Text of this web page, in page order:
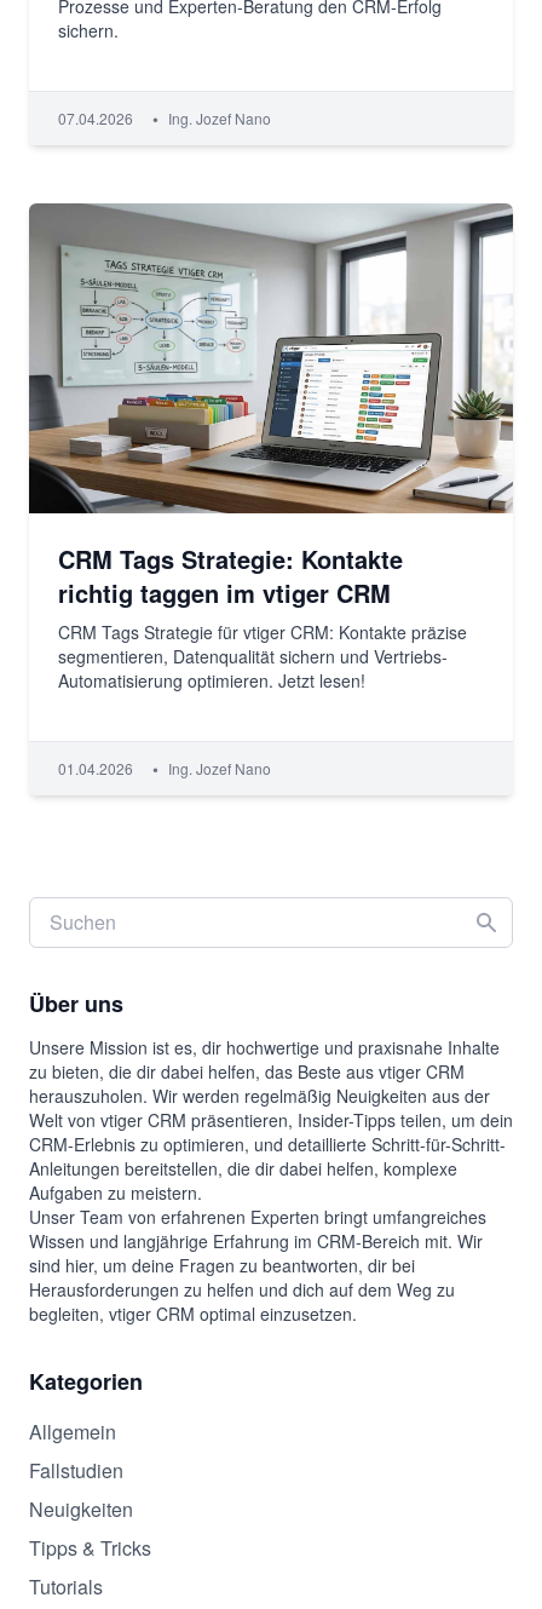
Prozesse und Experten-Beratung den CRM-Erfolg
sichern.
07.04.2026 • Ing. Jozef Nano
CRM Tags Strategie: Kontakte
richtig taggen im vtiger CRM
CRM Tags Strategie für vtiger CRM: Kontakte präzise
segmentieren, Datenqualität sichern und Vertriebs-
Automatisierung optimieren. Jetzt lesen!
01.04.2026 • Ing. Jozef Nano
Über uns
Unsere Mission ist es, dir hochwertige und praxisnahe Inhalte
zu bieten, die dir dabei helfen, das Beste aus vtiger CRM
herauszuholen. Wir werden regelmäßig Neuigkeiten aus der
Welt von vtiger CRM präsentieren, Insider-Tipps teilen, um dein
CRM-Erlebnis zu optimieren, und detaillierte Schritt-für-Schritt-
Anleitungen bereitstellen, die dir dabei helfen, komplexe
Aufgaben zu meistern.
Unser Team von erfahrenen Experten bringt umfangreiches
Wissen und langjährige Erfahrung im CRM-Bereich mit. Wir
sind hier, um deine Fragen zu beantworten, dir bei
Herausforderungen zu helfen und dich auf dem Weg zu
begleiten, vtiger CRM optimal einzusetzen.
Kategorien
Allgemein
Fallstudien
Neuigkeiten
Tipps & Tricks
Tutorials